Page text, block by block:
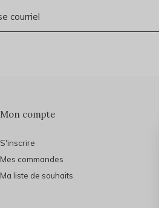
Mon compte
S'inscrire
Mes commandes
Ma liste de souhaits